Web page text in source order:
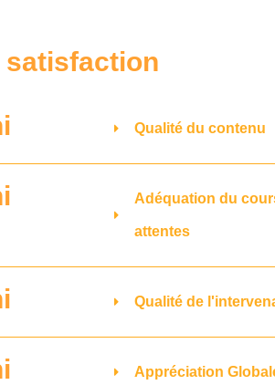
satisfaction
Qualité du contenu
Adéquation du
attentes
Qualité de
Appréciation